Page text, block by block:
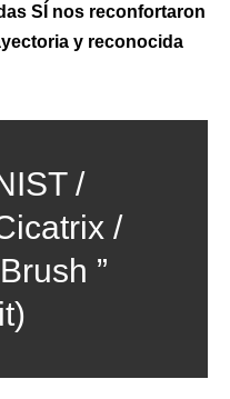
SÍ nos reconfortaron
y reconocida
/
/
”